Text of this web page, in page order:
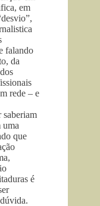
em
falando
da
rede – e
saberiam
uma
que
é